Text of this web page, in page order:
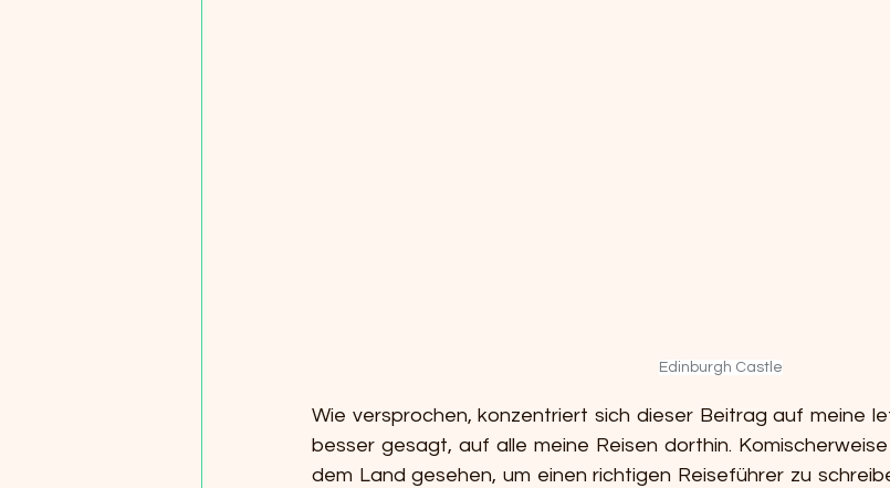
Edinburgh Castle
Wie versprochen, konzentriert sich dieser Beitrag auf meine
besser gesagt, auf alle meine Reisen dorthin.
dem Land gesehen, um einen richtigen Reiseführer zu